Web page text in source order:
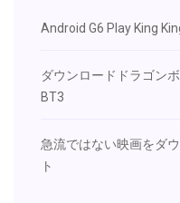
Android G6 Play King
ダウンロードドラゴン
BT3
急流ではない映画をダ
ト